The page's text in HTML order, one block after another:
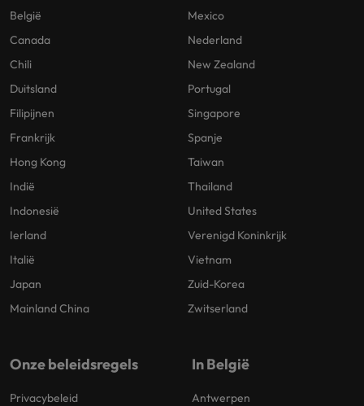
België
Canada
Chili
Duitsland
Filipijnen
Frankrijk
Hong Kong
Indië
Indonesië
Ierland
Italië
Japan
Mainland China
Mexico
Nederland
New Zealand
Portugal
Singapore
Spanje
Taiwan
Thailand
United States
Verenigd Koninkrijk
Vietnam
Zuid-Korea
Zwitserland
Onze beleidsregels
Privacybeleid
In België
Antwerpen